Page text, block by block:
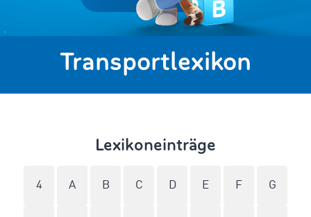
Transportlexikon
Lexikoneinträge
4 A B C D E F G